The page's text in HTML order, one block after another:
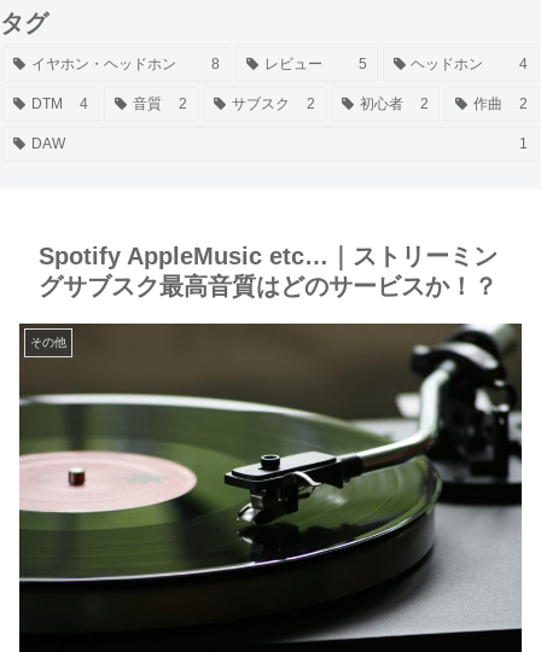
タグ
イヤホン・ヘッドホン 8 レビュー 5 ヘッドホン 4
DTM 4 音質 2 サブスク 2 初心者 2 作曲 2
DAW 1
Spotify AppleMusic etc…｜ストリーミン
グサブスク最高音質はどのサービスか！？
その他